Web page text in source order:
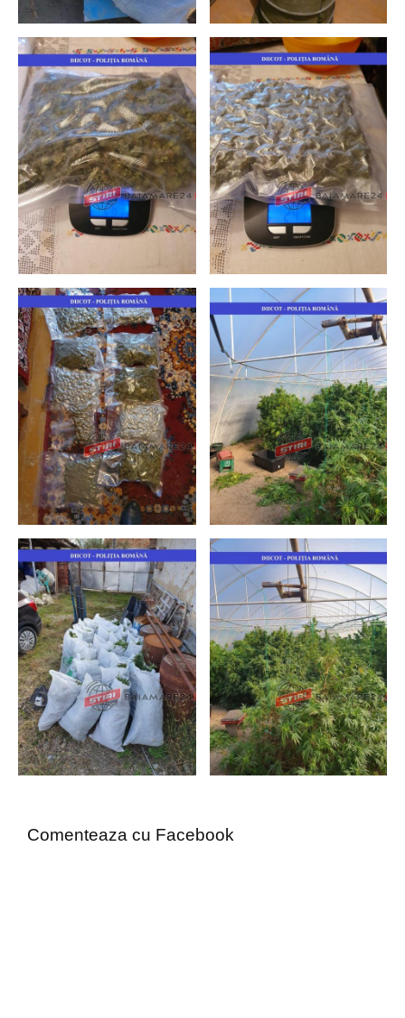
Comenteaza cu Facebook